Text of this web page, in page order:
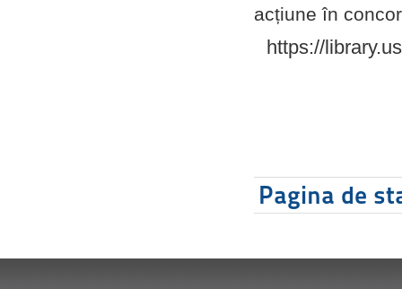
acțiune în
https://
Pagina de